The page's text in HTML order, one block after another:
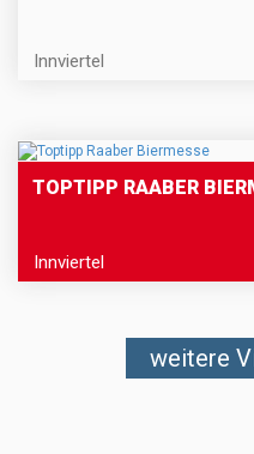
Innviertel
TOPTIPP RAABER
Innviertel
weitere